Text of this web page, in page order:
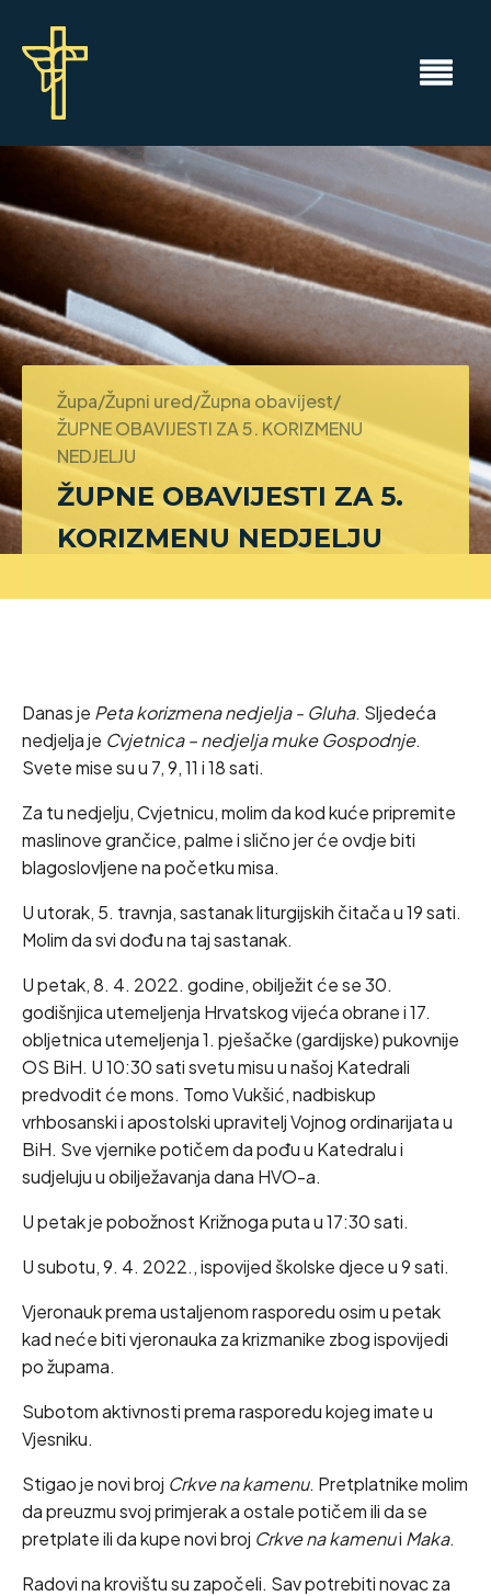
Župa/Župni ured/Župna obavijest/
ŽUPNE OBAVIJESTI ZA 5. KORIZMENU
NEDJELJU
ŽUPNE OBAVIJESTI ZA 5.
KORIZMENU NEDJELJU
Danas je Peta korizmena nedjelja - Gluha. Sljedeća
nedjelja je Cvjetnica – nedjelja muke Gospodnje.
Svete mise su u 7, 9, 11 i 18 sati.
Za tu nedjelju, Cvjetnicu, molim da kod kuće pripremite
maslinove grančice, palme i slično jer će ovdje biti
blagoslovljene na početku misa.
U utorak, 5. travnja, sastanak liturgijskih čitača u 19 sati.
Molim da svi dođu na taj sastanak.
U petak, 8. 4. 2022. godine, obilježit će se 30.
godišnjica utemeljenja Hrvatskog vijeća obrane i 17.
obljetnica utemeljenja 1. pješačke (gardijske) pukovnije
OS BiH. U 10:30 sati svetu misu u našoj Katedrali
predvodit će mons. Tomo Vukšić, nadbiskup
vrhbosanski i apostolski upravitelj Vojnog ordinarijata u
BiH. Sve vjernike potičem da pođu u Katedralu i
sudjeluju u obilježavanja dana HVO-a.
U petak je pobožnost Križnoga puta u 17:30 sati.
U subotu, 9. 4. 2022., ispovijed školske djece u 9 sati.
Vjeronauk prema ustaljenom rasporedu osim u petak
kad neće biti vjeronauka za krizmanike zbog ispovijedi
po župama.
Subotom aktivnosti prema rasporedu kojeg imate u
Vjesniku.
Stigao je novi broj Crkve na kamenu. Pretplatnike molim
da preuzmu svoj primjerak a ostale potičem ili da se
pretplate ili da kupe novi broj Crkve na kamenui Maka.
Radovi na krovištu su započeli. Sav potrebiti novac za